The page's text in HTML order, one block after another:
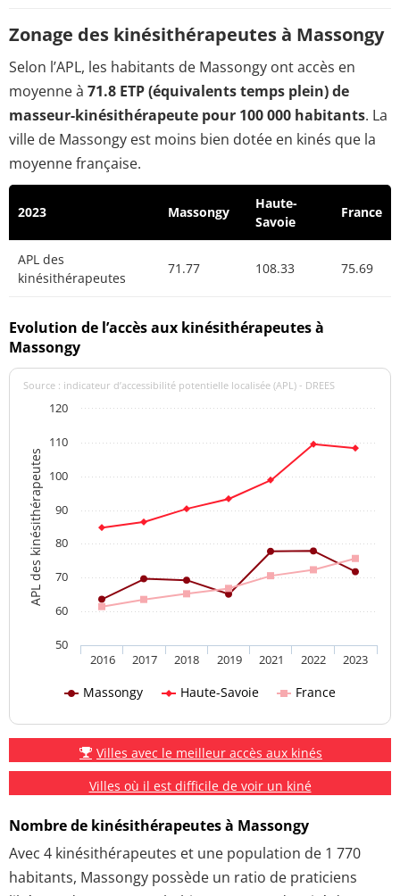
Zonage des kinésithérapeutes à Massongy
Selon l’APL, les habitants de Massongy ont accès en
moyenne à 71.8 ETP (équivalents temps plein) de
masseur-kinésithérapeute pour 100 000 habitants. La
ville de Massongy est moins bien dotée en kinés que la
moyenne française.
2023 Massongy
Haute-
Savoie
France
APL des
kinésithérapeutes
71.77 108.33 75.69
Evolution de l’accès aux kinésithérapeutes à
Massongy
APL des kinésithérapeutes
Source : indicateur d’accessibilité potentielle localisée (APL) - DREES
Massongy Haute-Savoie France
2016 2017 2018 2019 2021 2022 2023
50
60
70
80
90
100
110
120
Villes avec le meilleur accès aux kinés
Villes où il est difficile de voir un kiné
Nombre de kinésithérapeutes à Massongy
Avec 4 kinésithérapeutes et une population de 1 770
habitants, Massongy possède un ratio de praticiens